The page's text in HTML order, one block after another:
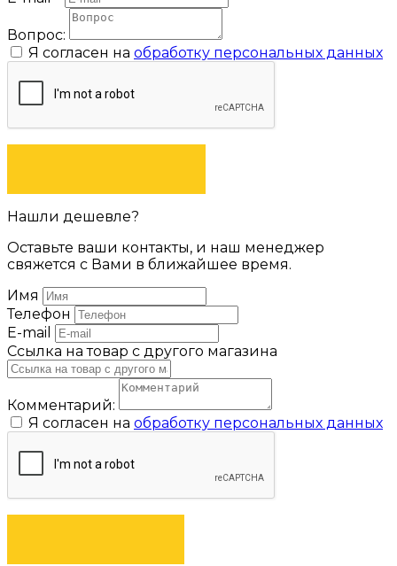
Вопрос:
Я согласен на обработку персональных данных
Нашли дешевле?
Оставьте ваши контакты, и наш менеджер
свяжется с Вами в ближайшее время.
Имя
Телефон
E-mail
Ссылка на товар с другого магазина
Комментарий:
Я согласен на обработку персональных данных